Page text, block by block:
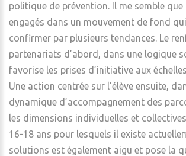
politique de prévention. Il me semble
engagés dans un mouvement de fond
confirmer par plusieurs tendances. Le
partenariats d’abord, dans une logique
favorise les prises d’initiative aux
Une action centrée sur l’élève ensuite,
dynamique d’accompagnement des
les dimensions individuelles et
16-18 ans pour lesquels il existe
solutions est également aigu et pose la